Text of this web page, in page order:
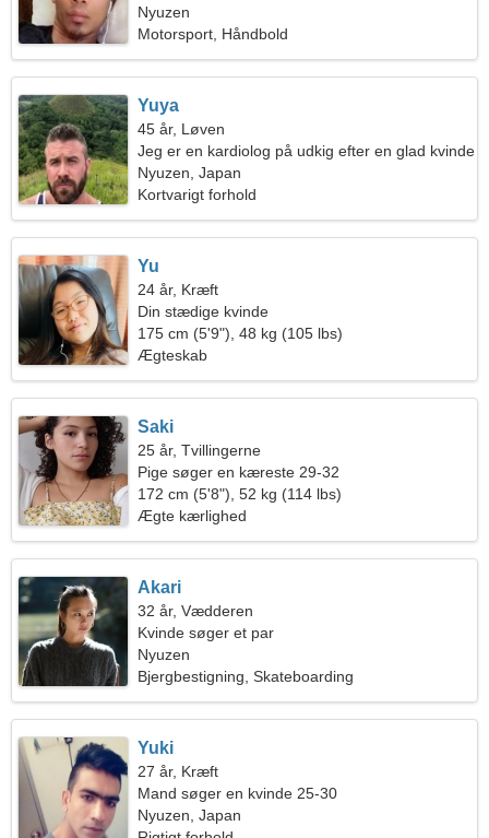
Nyuzen
Motorsport, Håndbold
Yuya
45 år, Løven
Jeg er en kardiolog på udkig efter en glad kvinde
Nyuzen, Japan
Kortvarigt forhold
Yu
24 år, Kræft
Din stædige kvinde
175 cm (5'9"), 48 kg (105 lbs)
Ægteskab
Saki
25 år, Tvillingerne
Pige søger en kæreste 29-32
172 cm (5'8"), 52 kg (114 lbs)
Ægte kærlighed
Akari
32 år, Vædderen
Kvinde søger et par
Nyuzen
Bjergbestigning, Skateboarding
Yuki
27 år, Kræft
Mand søger en kvinde 25-30
Nyuzen, Japan